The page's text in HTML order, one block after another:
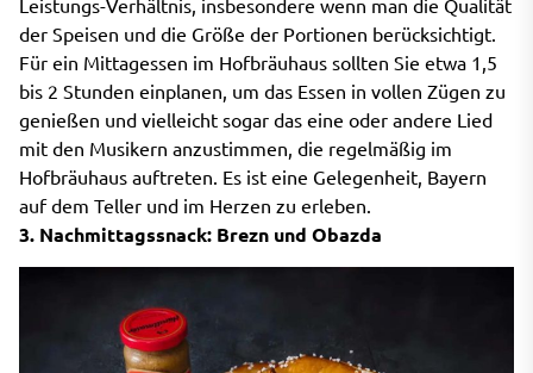
der Speisen und die Größe der Portionen berücksichtigt.
Für ein Mittagessen im Hofbräuhaus sollten Sie etwa 1,5
bis 2 Stunden einplanen, um das Essen in vollen Zügen zu
genießen und vielleicht sogar das eine oder andere Lied
mit den Musikern anzustimmen, die regelmäßig im
Hofbräuhaus auftreten. Es ist eine Gelegenheit, Bayern
auf dem Teller und im Herzen zu erleben.
3. Nachmittagssnack: Brezn und Obazda